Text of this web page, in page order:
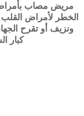
مريض مصاب بأمراض
الخطر لأمراض
ونزيف أو تقرح
كبار